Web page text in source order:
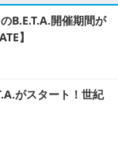
B.E.T.A.開催期間が
】
がスタート！世紀